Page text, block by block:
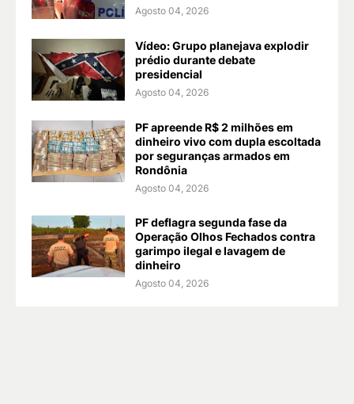
Agosto 04, 2026
Vídeo: Grupo planejava explodir
prédio durante debate
presidencial
Agosto 04, 2026
PF apreende R$ 2 milhões em
dinheiro vivo com dupla escoltada
por seguranças armados em
Rondônia
Agosto 04, 2026
PF deflagra segunda fase da
Operação Olhos Fechados contra
garimpo ilegal e lavagem de
dinheiro
Agosto 04, 2026